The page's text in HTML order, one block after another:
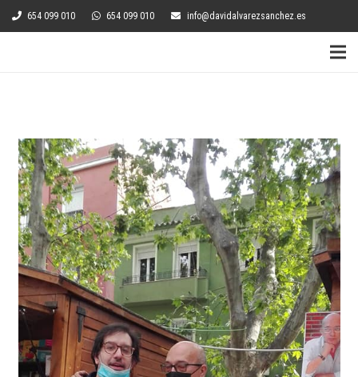
654 099 010 654 099 010 info@davidalvarezsanchez.es